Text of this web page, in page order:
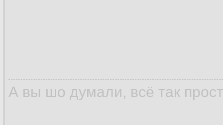
А вы шо думали, всё так